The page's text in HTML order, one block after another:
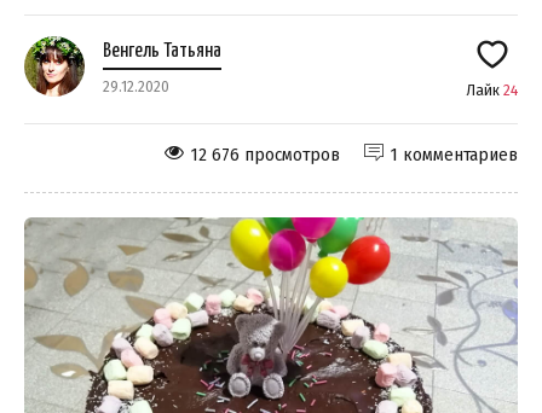
Венгель Татьяна
29.12.2020 Лайк 24
1 комментариев
12 676 просмотров